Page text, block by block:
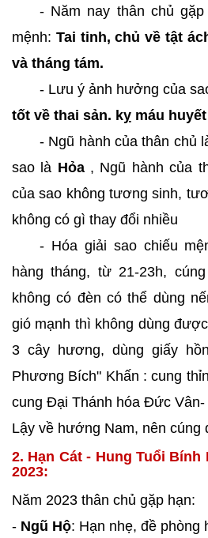
- Năm nay thân chủ gặp
mệnh: Tai tinh, chủ về tật
và tháng tám.
- Lưu ý ảnh hưởng của
tốt về thai sản. kỵ máu huyết
- Ngũ hành của thân chủ
sao là Hỏa, Ngũ hành của
của sao không tương sinh,
không có gì thay đổi nhiều
- Hóa giải sao chiếu
hàng tháng, từ 21-23h,
không có đèn có thể dùng
gió mạnh thì không dùng
3 cây hương, dùng giấy
Phương Bích" Khấn : cung
cung Đại Thánh hóa Đức Vân-
Lậy về hướng Nam, nên cúng
2. Hạn Cát - Hung Tuổi Bính
2023:
Năm 2023 thân chủ gặp hạn:
- Ngũ Hộ: Hạn nhẹ, đề phòng